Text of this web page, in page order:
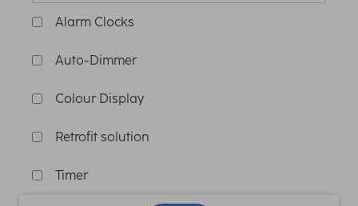
Alarm Clocks
Auto-Dimmer
Colour Display
Retrofit solution
Timer